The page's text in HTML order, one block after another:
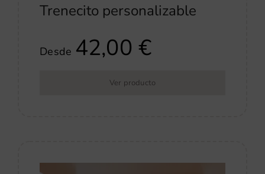
Trenecito personalizable
Desde 42,00€
Ver producto